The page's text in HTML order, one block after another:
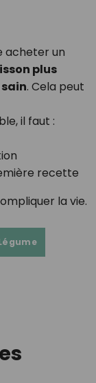
acheter un
plus
. Cela peut
il faut :
recette
la vie.